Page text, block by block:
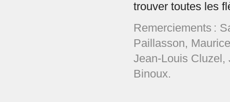
trouver toutes les
Remerciements :
Paillasson,
Jean-Louis Cluzel,
Binoux.